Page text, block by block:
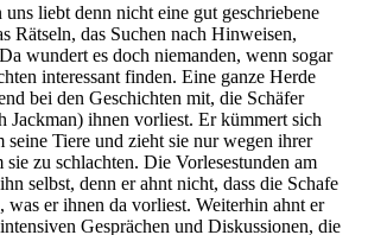
liebt denn nicht eine gut geschriebene
Rätseln, das Suchen nach Hinweisen,
wundert es doch niemanden, wenn sogar
interessant finden. Eine ganze Herde
bei den Geschichten mit, die Schäfer
Jackman) ihnen vorliest. Er kümmert sich
Tiere und zieht sie nur wegen ihrer
zu schlachten. Die Vorlesestunden am
selbst, denn er ahnt nicht, dass die Schafe
was er ihnen da vorliest. Weiterhin ahnt er
Gesprächen und Diskussionen, die